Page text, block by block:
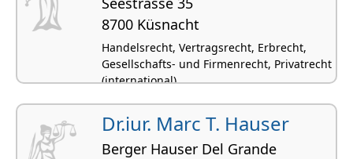
8700 Küsnacht
Handelsrecht, Vertragsrecht, Erbrecht,
Gesellschafts- und Firmenrecht, Privatrecht
(international)
Dr.iur. Marc T. Hauser
Berger Hauser Del Grande